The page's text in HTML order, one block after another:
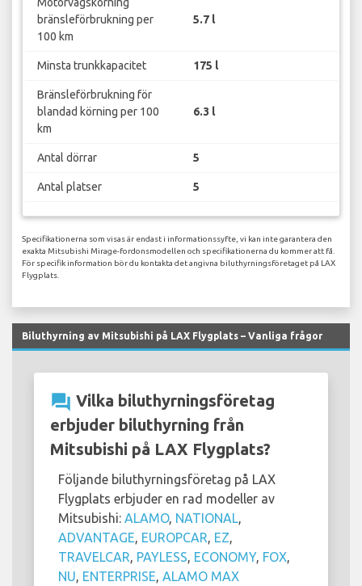
bränsleförbrukning per
100 km
5.7 l
Minsta trunkkapacitet 175 l
Bränsleförbrukning för
blandad körning per 100
km
6.3 l
Antal dörrar 5
Antal platser 5
Specifikationerna som visas är endast i informationssyfte, vi kan inte garantera den
exakta Mitsubishi Mirage-fordonsmodellen och specifikationerna du kommer att få.
För specifik information bör du kontakta det angivna biluthyrningsföretaget på LAX
Flygplats.
Biluthyrning av Mitsubishi på LAX Flygplats – Vanliga frågor
question_answer Vilka biluthyrningsföretag
erbjuder biluthyrning från
Mitsubishi på LAX Flygplats?
Följande biluthyrningsföretag på LAX
Flygplats erbjuder en rad modeller av
Mitsubishi: ALAMO, NATIONAL,
ADVANTAGE, EUROPCAR, EZ,
TRAVELCAR, PAYLESS, ECONOMY, FOX,
NU, ENTERPRISE, ALAMO MAX